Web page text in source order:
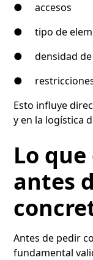
● accesos
● tipo de
● densidad de
● restricciones
Esto influye
y en la logística
Lo
antes
Antes de pedir
fundamental